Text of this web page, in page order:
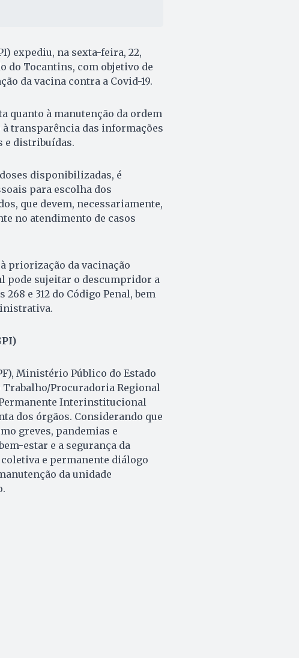
expediu, na sexta-feira, 22,
do Tocantins, com objetivo de
da vacina contra a Covid-19.
quanto à manutenção da ordem
transparência das informações
e distribuídas.
disponibilizadas, é
para escolha dos
que devem, necessariamente,
no atendimento de casos
priorização da vacinação
pode sujeitar o descumpridor a
e 312 do Código Penal, bem
Ministério Público do Estado
Procuradoria Regional
Permanente Interinstitucional
dos órgãos. Considerando que
greves, pandemias e
estar e a segurança da
e permanente diálogo
da unidade